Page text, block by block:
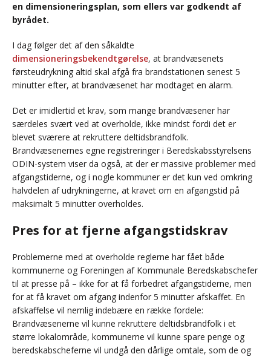
en dimensioneringsplan, som ellers var godkendt af
byrådet.
I dag følger det af den såkaldte
dimensioneringsbekendtgørelse, at brandvæsenets
førsteudrykning altid skal afgå fra brandstationen senest 5
minutter efter, at brandvæsenet har modtaget en alarm.
Det er imidlertid et krav, som mange brandvæsener har
særdeles svært ved at overholde, ikke mindst fordi det er
blevet sværere at rekruttere deltidsbrandfolk.
Brandvæsenernes egne registreringer i Beredskabsstyrelsens
ODIN-system viser da også, at der er massive problemer med
afgangstiderne, og i nogle kommuner er det kun ved omkring
halvdelen af udrykningerne, at kravet om en afgangstid på
maksimalt 5 minutter overholdes.
Pres for at fjerne afgangstidskrav
Problemerne med at overholde reglerne har fået både
kommunerne og Foreningen af Kommunale Beredskabschefer
til at presse på – ikke for at få forbedret afgangstiderne, men
for at få kravet om afgang indenfor 5 minutter afskaffet. En
afskaffelse vil nemlig indebære en række fordele:
Brandvæsenerne vil kunne rekruttere deltidsbrandfolk i et
større lokalområde, kommunerne vil kunne spare penge og
beredskabscheferne vil undgå den dårlige omtale, som de og